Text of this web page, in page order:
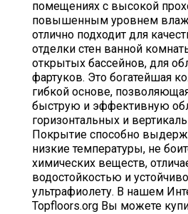
помещениях с высокой
повышенным уровнем
отлично подходит для
отделки стен ванной
открытых бассейнов, для
фартуков. Это богатейшая
гибкой основе,
быструю и эффективную
горизонтальных и
Покрытие способно
низкие температуры, не
химических веществ,
водостойкостью и
ультрафиолету. В нашем
Topfloors.org Вы можете